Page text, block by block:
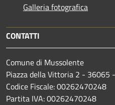
Galleria fotografica
CONTATTI
Comune di Mussolente
Piazza della Vittoria 2 - 36065
Codice Fiscale: 00262470248
Partita IVA: 00262470248